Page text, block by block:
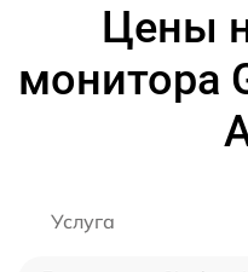
Цены
монитора
Услуга